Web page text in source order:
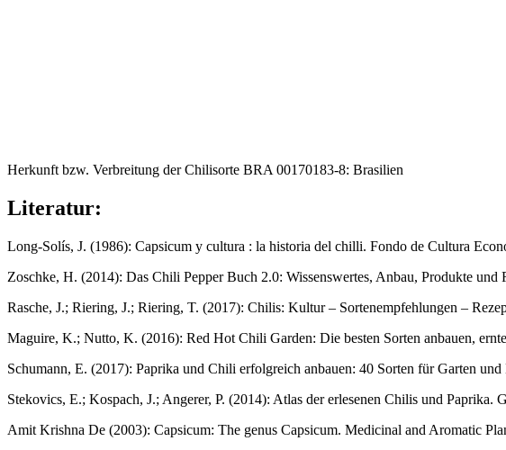
Herkunft bzw. Verbreitung der Chilisorte BRA 00170183-8: Brasilien
Literatur:
Long-Solís, J. (1986): Capsicum y cultura : la historia del chilli. Fondo de Cultura
Zoschke, H. (2014): Das Chili Pepper Buch 2.0: Wissenswertes, Anbau, Produkte
Rasche, J.; Riering, J.; Riering, T. (2017): Chilis: Kultur – Sortenempfehlungen –
Maguire, K.; Nutto, K. (2016): Red Hot Chili Garden: Die besten Sorten anbauen,
Schumann, E. (2017): Paprika und Chili erfolgreich anbauen: 40 Sorten für Garten
Stekovics, E.; Kospach, J.; Angerer, P. (2014): Atlas der erlesenen Chilis und Paprika.
Amit Krishna De (2003): Capsicum: The genus Capsicum. Medicinal and Aromatic